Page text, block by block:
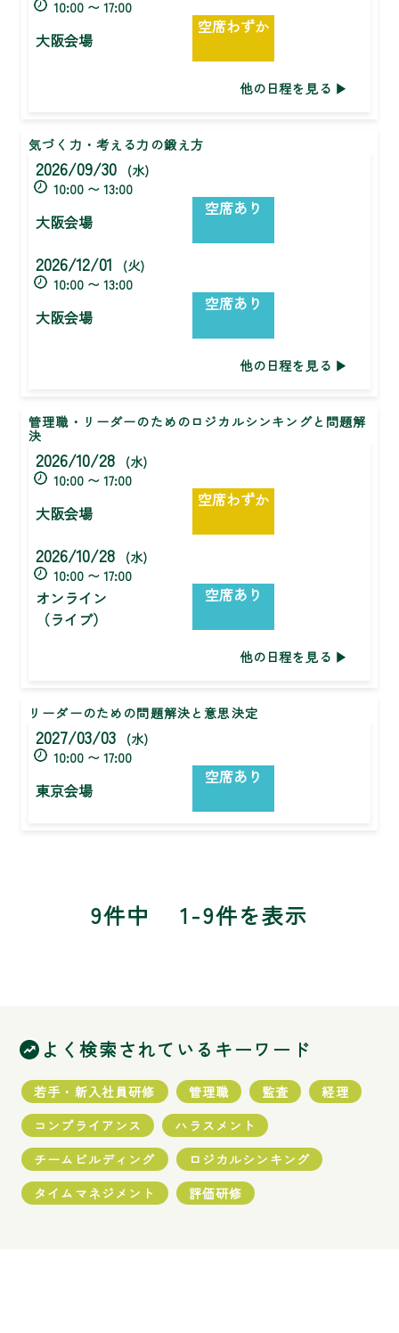
10:00 〜 17:00
大阪会場
空席わずか
他の日程を見る
気づく力・考える力の鍛え方
2026/09/30
(水)
10:00 〜 13:00
大阪会場
空席あり
2026/12/01
(火)
10:00 〜 13:00
大阪会場
空席あり
他の日程を見る
管理職・リーダーのためのロジカルシンキングと問題解
決
2026/10/28
(水)
10:00 〜 17:00
大阪会場
空席わずか
2026/10/28
(水)
10:00 〜 17:00
オンライン
（ライブ）
空席あり
他の日程を見る
リーダーのための問題解決と意思決定
2027/03/03
(水)
10:00 〜 17:00
東京会場
空席あり
9件中 1-9件を表示
よく検索されているキーワード
若手・新入社員研修 管理職 監査
経理
コンプライアンス
ハラスメント
チームビルディング
ロジカルシンキング
タイムマネジメント
評価研修